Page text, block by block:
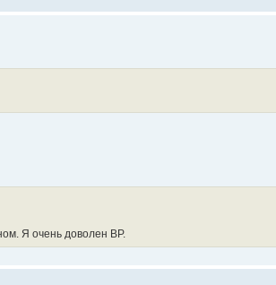
Я очень доволен ВР.